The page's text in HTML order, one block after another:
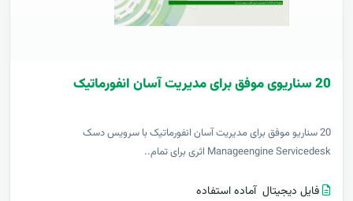
20 سناریوی موفق برای مدیریت آسان انفورماتیک
20 سناریو موفق برای مدیریت آسان انفورماتیک با سرویس دسک
Manageengine Servicedesk اثری برای تمام..
فایل دیجیتال آماده استفاده